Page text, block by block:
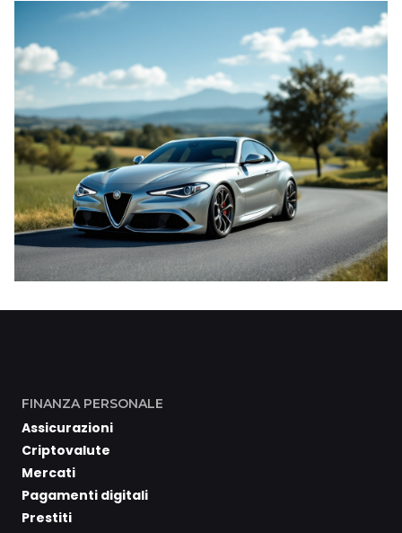
FINANZA PERSONALE
Assicurazioni
Criptovalute
Mercati
Pagamenti digitali
Prestiti